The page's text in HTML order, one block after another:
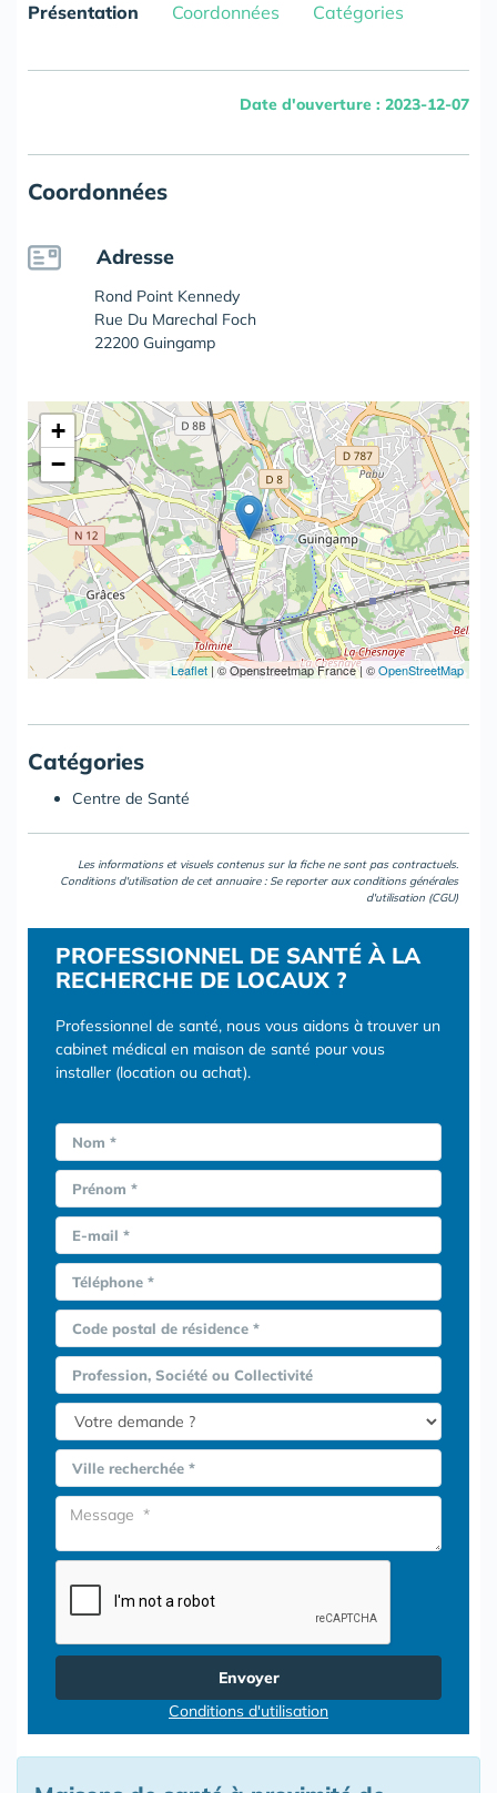
Présentation Coordonnées Catégories
Date d'ouverture : 2023-12-07
Coordonnées
Adresse
Rond Point Kennedy
Rue Du Marechal Foch
22200 Guingamp
+
−
Leaflet | © Openstreetmap France | ©OpenStreetMap
Catégories
Centre de Santé
Les informations et visuels contenus sur la fiche ne sont pas contractuels.
Conditions d'utilisation de cet annuaire : Se reporter aux conditions générales
d'utilisation (CGU)
PROFESSIONNEL DE SANTÉ À LA
RECHERCHE DE LOCAUX ?
Professionnel de santé, nous vous aidons à trouver un
cabinet médical en maison de santé pour vous
installer (location ou achat).
Nom *
Prénom *
E-mail *
Téléphone *
Code postal de résidence *
Profession, Société ou Collectivité
Ville recherchée *
Envoyer
Conditions d'utilisation